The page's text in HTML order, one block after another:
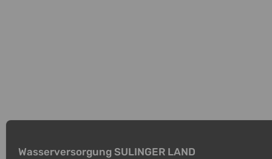
Wasserversorgung SULINGER LAND